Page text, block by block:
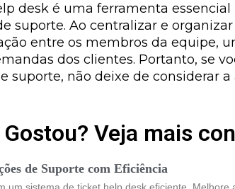
desk é uma ferramenta
suporte. Ao centralizar e
entre os membros da equipe,
dos clientes. Portanto, se
suporte, não deixe de considerar
Gostou? Veja mais
de Suporte com Eficiência
um sistema de ticket help desk eficiente.